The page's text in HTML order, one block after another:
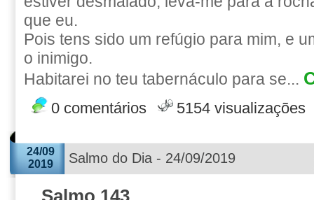
que eu.
Pois tens sido um refúgio para mim, e
o inimigo.
Habitarei no teu tabernáculo para se...
0 comentários 5154 visualizações
24/09
2019
Salmo do Dia - 24/09/2019
Salmo 143